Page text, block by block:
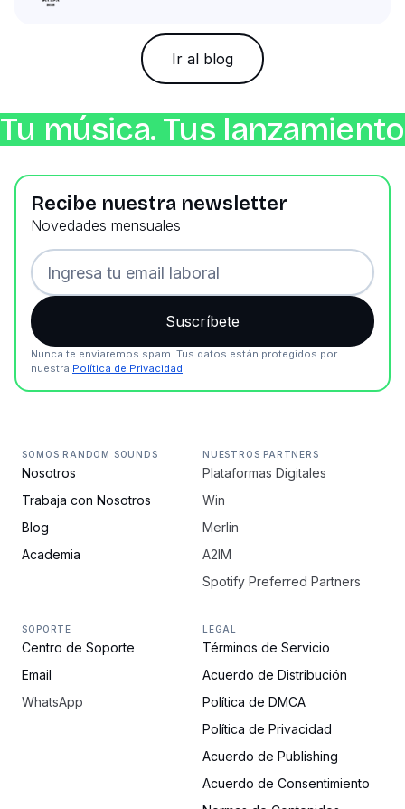
Ir al blog
Tu música. Tus
Recibe nuestra newsletter
Novedades mensuales
Nunca te enviaremos spam. Tus datos están protegidos por
nuestra Política de Privacidad
SOMOS RANDOM SOUNDS
Nosotros
Trabaja con Nosotros
Blog
Academia
NUESTROS PARTNERS
Plataformas Digitales
Win
Merlin
A2IM
Spotify Preferred Partners
SOPORTE
Centro de Soporte
Email
WhatsApp
LEGAL
Términos de Servicio
Acuerdo de Distribución
Política de DMCA
Política de Privacidad
Acuerdo de Publishing
Acuerdo de Consentimiento